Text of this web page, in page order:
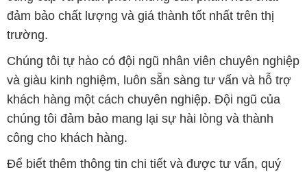
đảm bảo chất lượng và giá thành tốt nhất trên thị
trường.
Chúng tôi tự hào có đội ngũ nhân viên chuyên nghiệp
và giàu kinh nghiệm, luôn sẵn sàng tư vấn và hỗ trợ
khách hàng một cách chuyên nghiệp. Đội ngũ của
chúng tôi đảm bảo mang lại sự hài lòng và thành
công cho khách hàng.
Để biết thêm thông tin chi tiết và được tư vấn, quý